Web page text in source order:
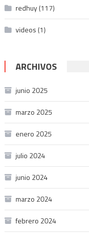
redhuy(117)
videos (1)
ARCHIVOS
junio 2025
marzo 2025
enero 2025
julio 2024
junio 2024
marzo 2024
febrero 2024